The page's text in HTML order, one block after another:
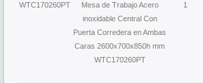
WTC170260PT
Mesa de Trabajo Acero
inoxidable Central Con
Puerta Corredera en Ambas
Caras 2600x700x850h mm
WTC170260PT
1